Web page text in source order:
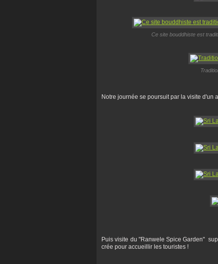
Ce site bouddhiste est
Notre journée se poursuit par la visite d'un
Puis visite du "Ranwele Spice Garden"
crée pour accueillir les touristes !